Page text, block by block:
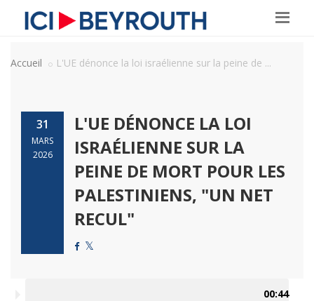
Accueil L'UE dénonce la loi israélienne sur la peine de ...
31
MARS
2026
L'UE DÉNONCE LA LOI
ISRAÉLIENNE SUR LA
PEINE DE MORT POUR LES
PALESTINIENS, "UN NET
RECUL"
00:44